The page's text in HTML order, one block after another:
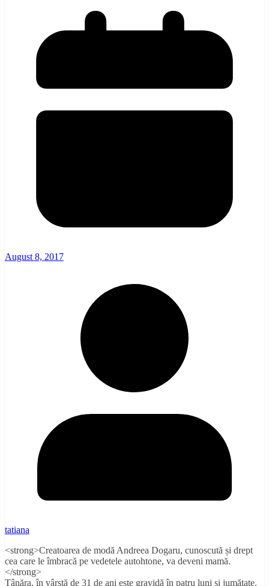
August 8, 2017
tatiana
<strong>Creatoarea de modă Andreea Dogaru, cunoscută și drept
cea care le îmbracă pe vedetele autohtone, va deveni mamă.
</strong>
Tânăra, în vârstă de 31 de ani este gravidă în patru luni și jumătate.